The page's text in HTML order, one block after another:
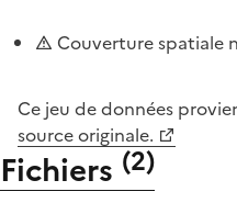
Couverture spatiale
Ce jeu de données
source originale.
Fichiers (2)